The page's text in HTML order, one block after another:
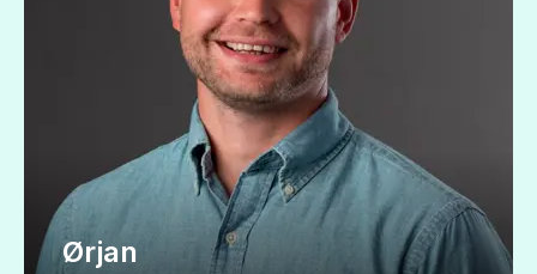
Ørjan